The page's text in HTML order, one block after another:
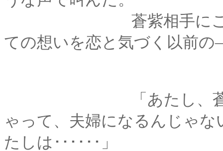
蒼紫相手にこんな声
ての想いを恋と気づく以前
「あたし、蒼紫様が
ゃって、夫婦になるんじゃな
たしは･･････」